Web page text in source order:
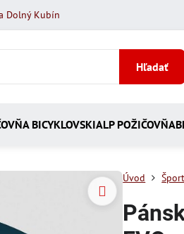
Dolný Kubín
Hľadať
BICYKLOVSKIALP POŽIČOVŇA
Úvod